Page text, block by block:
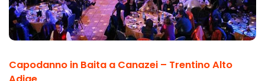
Capodanno in Baita a Canazei – Trentino Alto